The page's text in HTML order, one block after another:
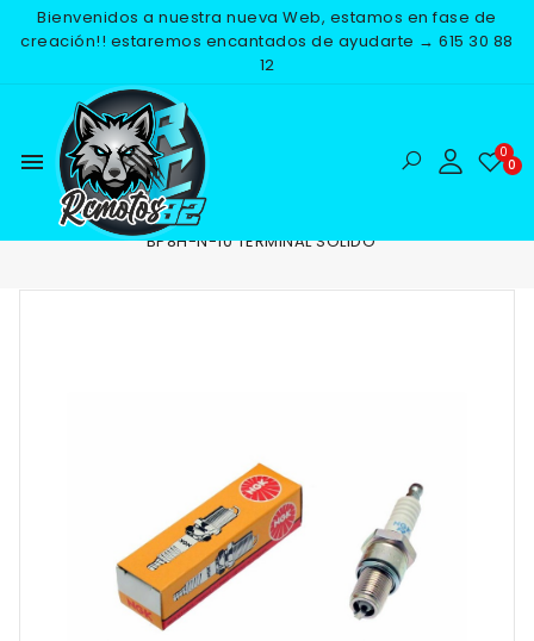
Bienvenidos a nuestra nueva Web, estamos en fase de
creación!! estaremos encantados de ayudarte → 615 30 88
12
menu
Inicio RECAMBIOS
BP8H-N-10 TERMINAL SOLIDO